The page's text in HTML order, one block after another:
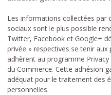
Les informations collectées par
sociaux sont le plus possible
Twitter, Facebook et Google+
privée » respectives se tenir aux
adhèrent au programme
du Commerce. Cette adhésion
adéquat pour le traitement des
personnelles.